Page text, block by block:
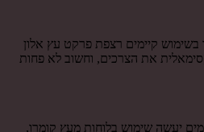
קיימים רצפת פרקט עץ אלון
את הצרכים, וחשוב לא פחות
יעשה שימוש בלוחות מעץ קומרו,